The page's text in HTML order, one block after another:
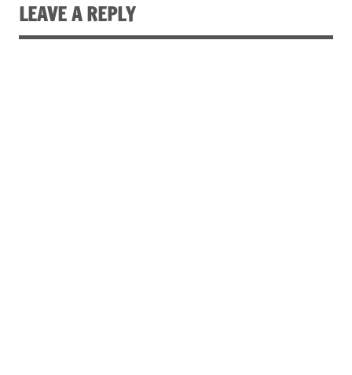
LEAVE A REPLY